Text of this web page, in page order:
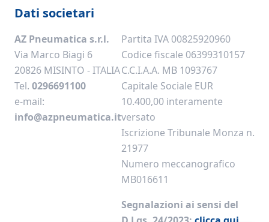
Dati societari
AZ Pneumatica s.r.l.
Via Marco Biagi 6
20826 MISINTO - ITALIA
Tel. 0296691100
e-mail:
info@azpneumatica.it
Partita IVA 00825920960
Codice fiscale 06399310157
C.C.I.A.A. MB 1093767
Capitale Sociale EUR
10.400,00 interamente
versato
Iscrizione Tribunale Monza n.
21977
Numero meccanografico
MB016611
Segnalazioni ai sensi del